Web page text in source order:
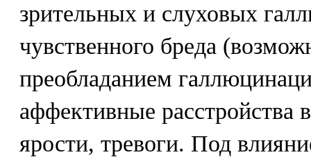
зрительных и слуховых
чувственного бреда
преобладанием
аффективные расстройства
ярости, тревоги. Под